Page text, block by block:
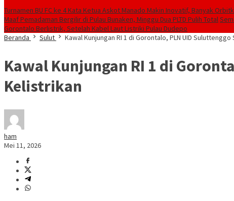
Turnamen BU FC ke 4 Kata Ketua Askot Manado Makin Inovatif, Banyak
Maaf Pemadaman Bergilir di Pulau Bunaken, Minggu Dua PLTD Pulih Total
Gorontalo Berlistrik, Setelah Kabel Laut Listriki Pulau Dudepo
Beranda
Sulut Kawal Kunjungan RI 1 di Gorontalo, PLN UID
Kawal Kunjungan RI 1 di
Kelistrikan
ham
Mei 11, 2026